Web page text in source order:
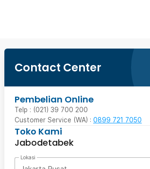
Contact Center
Pembelian Online
Telp : (021) 39 700 200
Customer Service (WA) : 0899 721 7050
Toko Kami
Jabodetabek
Lokasi